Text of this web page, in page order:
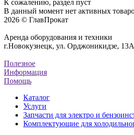
К сожалению, раздел пуст
В данный момент нет активных
2026 © ГлавПрокат
Аренда оборудования и техники
г.Новокузнецк, ул. Орджоникидзе, 13А
Полезное
Информация
Помощь
Каталог
Услуги
Запчасти для электро и
Комплектующие для